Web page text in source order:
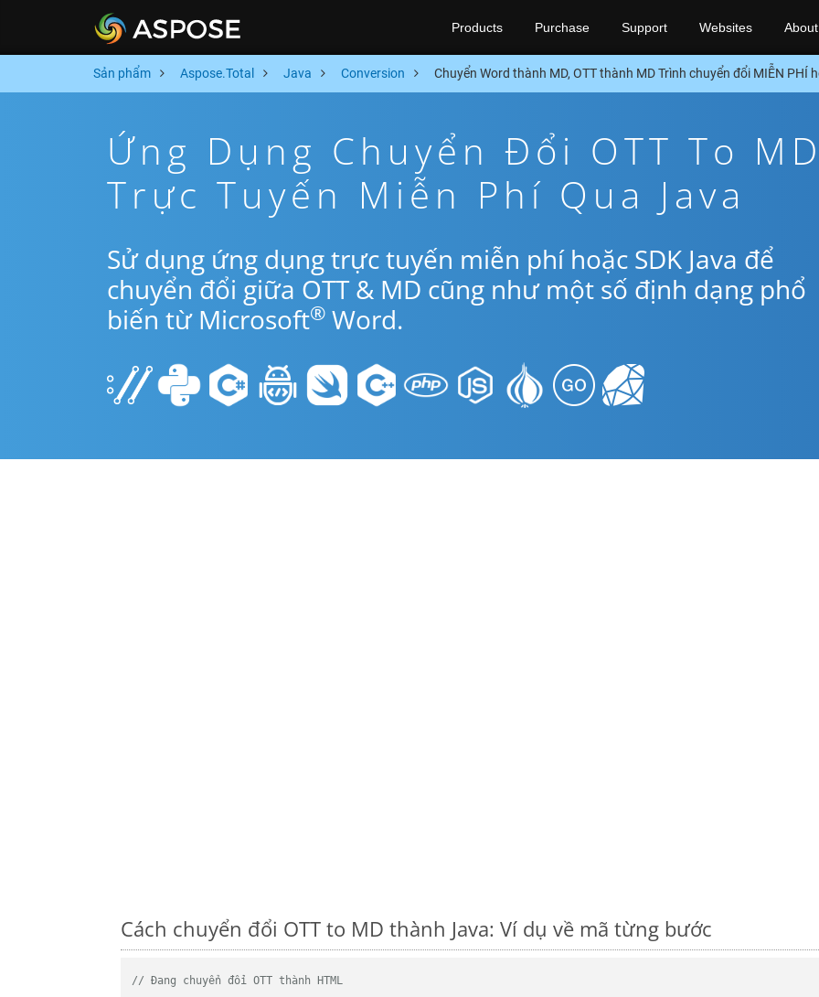
Products Purchase Support Websites About
Sản phẩm Aspose.Total Java Conversion Chuyển Word thành MD, OTT thành MD Trình chuyển đổi MIỄN PHÍ
Ứng Dụng Chuyển Đổi OTT To MD
Trực Tuyến Miễn Phí Qua Java
Sử dụng ứng dụng trực tuyến miễn phí hoặc SDK Java để
chuyển đổi giữa OTT & MD cũng như một số định dạng phổ
biến từ Microsoft® Word.
Cách chuyển đổi OTT to MD thành Java: Ví dụ về mã từng bước
// Đang chuyển đổi OTT thành HTML